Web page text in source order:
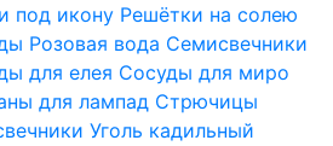
под икону Решётки на солею
Розовая вода Семисвечники
для елея Сосуды для миро
для лампад Стрючицы
Уголь кадильный